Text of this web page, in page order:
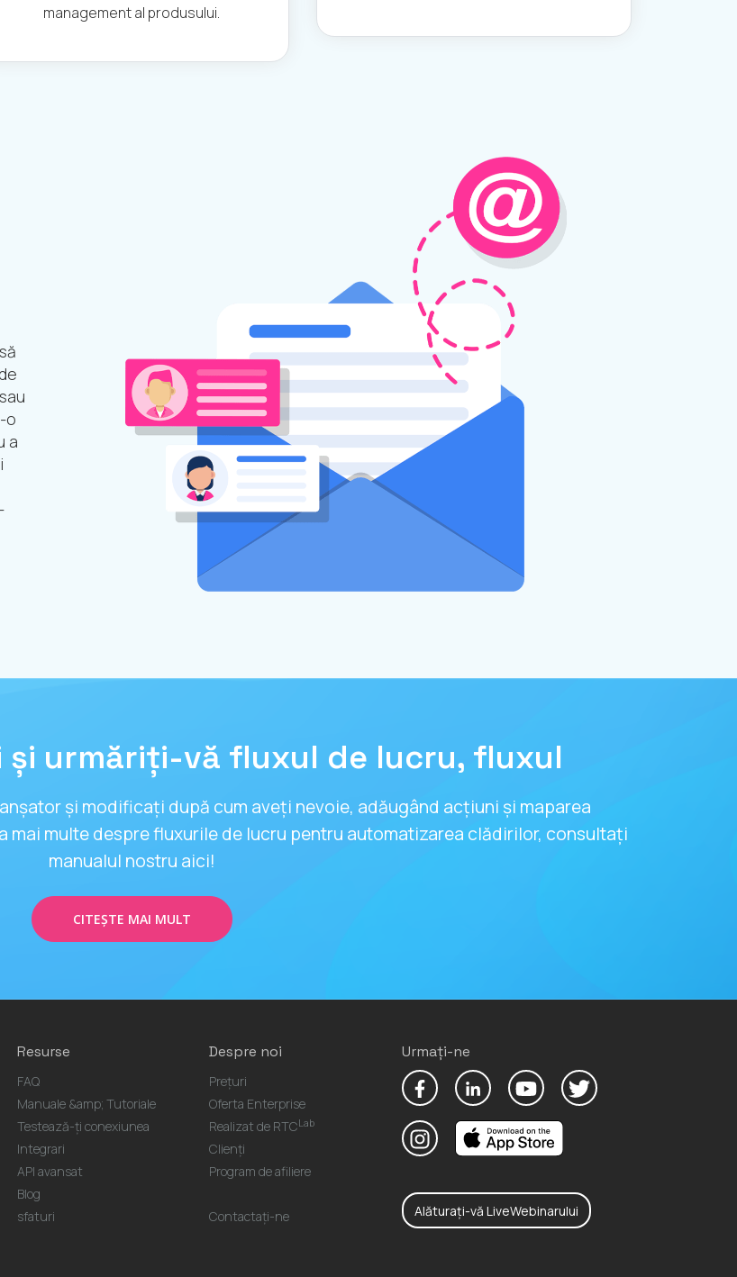
management al produsului.
o
a
și urmăriți-vă fluxul de lucru, fluxul
și modificați după cum aveți nevoie, adăugând acțiuni și maparea
mai multe despre fluxurile de lucru pentru automatizarea clădirilor, consultați
manualul nostru aici!
CITEŞTE MAI MULT
Resurse
FAQ
Manuale &amp; Tutoriale
Testează-ți conexiunea
Integrari
API avansat
Blog
sfaturi
Despre noi
Prețuri
Oferta Enterprise
Realizat de RTCLab
Clienți
Program de afiliere
Contactaţi-ne
Urmați-ne
Alăturați-vă LiveWebinarului